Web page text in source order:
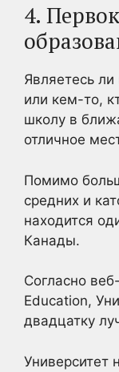
4.
Являетесь
или кем-то,
школу в
отличное
Помимо
средних и
находится
Канады.
Согласно
Education,
двадцатку
Университет